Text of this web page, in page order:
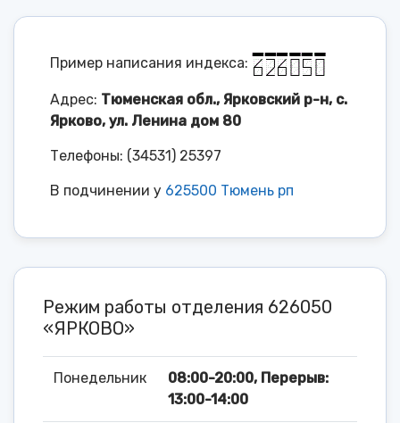
Пример написания индекса:
Адрес: Тюменская обл., Ярковский р-н, с.
Ярково, ул. Ленина дом 80
Телефоны: (34531) 25397
В подчинении у 625500 Тюмень рп
Режим работы отделения 626050
«ЯРКОВО»
Понедельник
08:00-20:00, Перерыв:
13:00-14:00